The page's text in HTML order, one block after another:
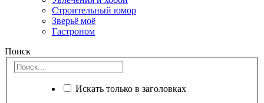
Строительный юмор
Зверьё моё
Гастроном
Поиск
Искать только в заголовках